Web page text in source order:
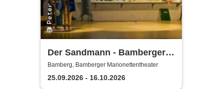
Der Sandmann - Bamberger
Marionettentheater
Bamberg, Bamberger Marionettentheater
25.09.2026 - 16.10.2026